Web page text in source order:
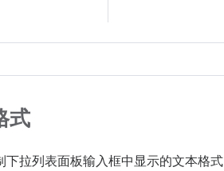
式
下拉列表面板输入框中显示的文本格式